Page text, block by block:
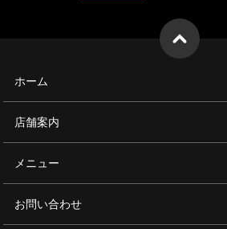
ホーム
店舗案内
メニュー
お問い合わせ